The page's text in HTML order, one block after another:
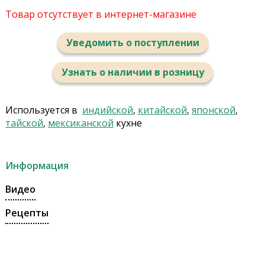
Товар отсутствует в интернет-магазине
Уведомить о поступлении
Узнать о наличии в розницу
Используется в индийской, китайской, японской,
тайской, мексиканской кухне
Информация
Видео
Рецепты